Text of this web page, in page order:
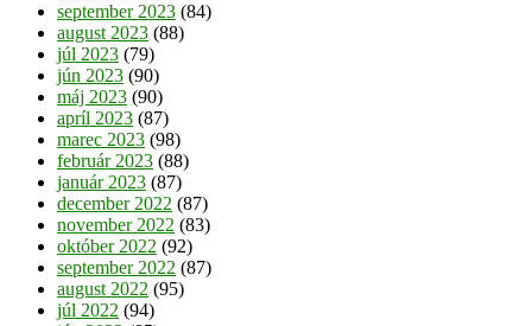
september 2023 (84)
august 2023 (88)
júl 2023 (79)
jún 2023 (90)
máj 2023 (90)
apríl 2023 (87)
marec 2023 (98)
február 2023 (88)
január 2023 (87)
december 2022 (87)
november 2022 (83)
október 2022 (92)
september 2022 (87)
august 2022 (95)
júl 2022 (94)